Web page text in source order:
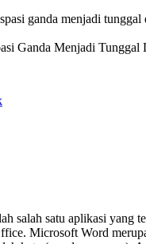
Ganda Menjadi
salah satu aplikasi yang
Microsoft Word